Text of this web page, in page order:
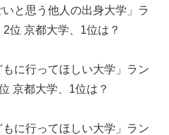
と思う他人の出身大学」ラ
位 京都大学、1位は？
に行ってほしい大学」ラン
京都大学、1位は？
に行ってほしい大学」ラン